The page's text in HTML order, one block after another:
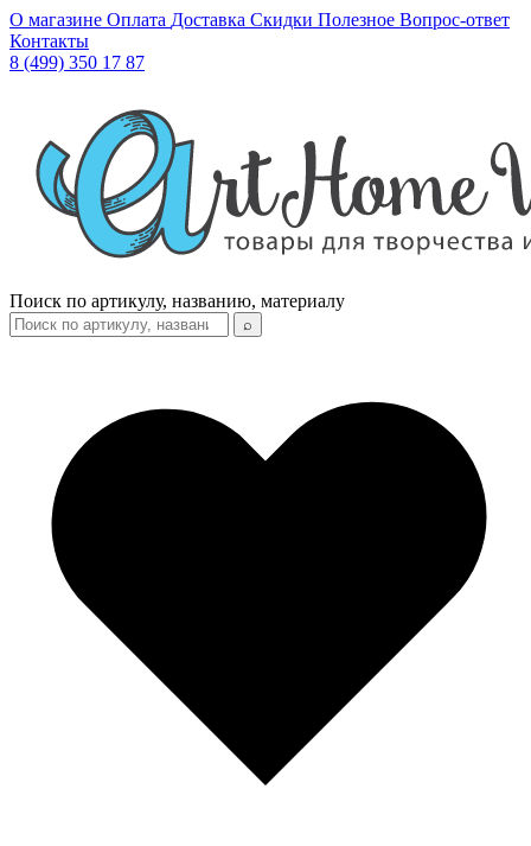
О магазине Оплата Доставка Скидки Полезное Вопрос-ответ
Контакты
8 (499) 350 17 87
Поиск по артикулу, названию, материалу
⌕